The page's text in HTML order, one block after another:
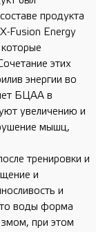
продукта
Fusion Energy
этих
энергии во
БЦАА в
увеличению и
мышц,
тренировки и
и
и
воды форма
при этом